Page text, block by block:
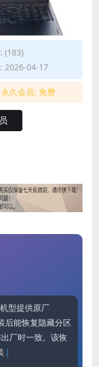
(183)
2026-04-17
永久会员: 免费
型提供原厂
后能恢复隐藏分区
厂时一致。该恢
法，如不会操